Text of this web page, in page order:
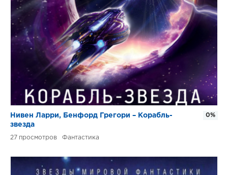
Нивен Ларри, Бенфорд Грегори – Корабль-
звезда
27 Фантастика
0%